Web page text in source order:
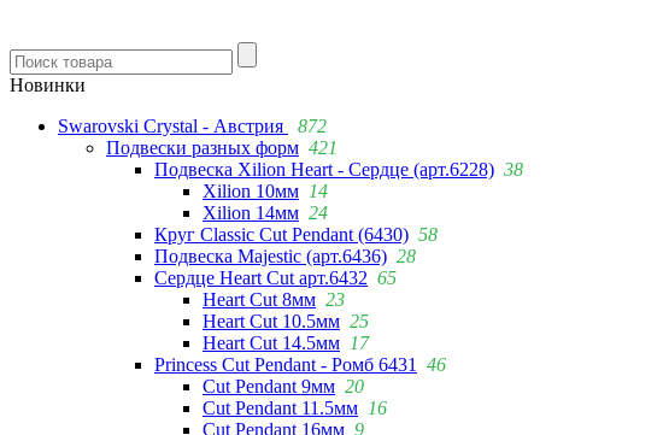
Новинки
Swarovski Crystal - Австрия
872
Подвески разных форм 421
Подвеска Xilion Heart - Сердце (арт.6228) 38
Xilion 10мм 14
Xilion 14мм 24
Круг Classic Cut Pendant (6430) 58
Подвеска Majestic (арт.6436) 28
Сердце Heart Cut арт.6432 65
Heart Cut 8мм 23
Heart Cut 10.5мм 25
Heart Cut 14.5мм 17
Princess Cut Pendant - Ромб 6431
46
Cut Pendant 9мм 20
Cut Pendant 11.5мм 16
Cut Pendant 16мм 9